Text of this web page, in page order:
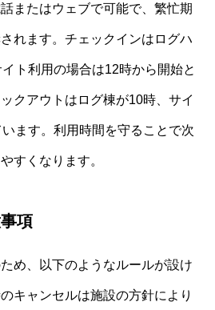
またはウェブで可能で、繁忙期
れます。チェックインはログハ
ト利用の場合は12時から開始と
クアウトはログ棟が10時、サイ
ます。利用時間を守ることで次
すくなります。
項
め、以下のようなルールが設け
キャンセルは施設の方針により